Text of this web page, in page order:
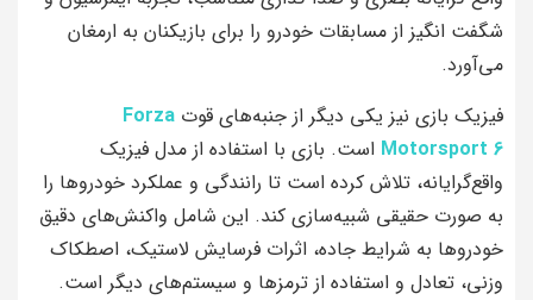
شگفت‌ انگیز از مسابقات خودرو را برای بازیکنان به ارمغان
می‌آورد.
فیزیک بازی نیز یکی دیگر از جنبه‌های قوت Forza
Motorsport 6 است. بازی با استفاده از مدل فیزیک
واقع‌گرایانه، تلاش کرده است تا رانندگی و عملکرد خودروها را
به صورت حقیقی شبیه‌سازی کند. این شامل واکنش‌های دقیق
خودروها به شرایط جاده، اثرات فرسایش لاستیک، اصطکاک
وزنی، تعادل و استفاده از ترمزها و سیستم‌های دیگر است.